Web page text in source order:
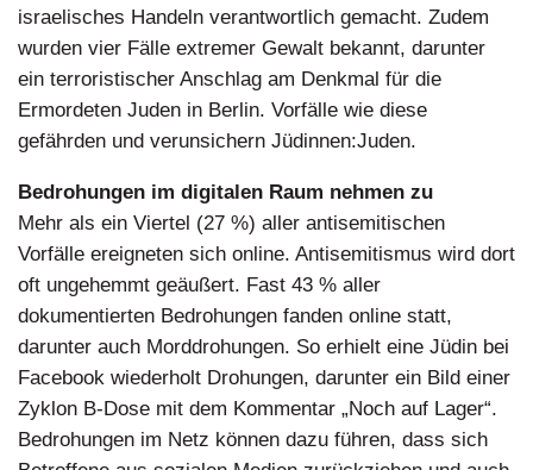
israelisches Handeln verantwortlich gemacht. Zudem
wurden vier Fälle extremer Gewalt bekannt, darunter
ein terroristischer Anschlag am Denkmal für die
Ermordeten Juden in Berlin. Vorfälle wie diese
gefährden und verunsichern Jüdinnen:Juden.
Bedrohungen im digitalen Raum nehmen zu
Mehr als ein Viertel (27 %) aller antisemitischen
Vorfälle ereigneten sich online. Antisemitismus wird dort
oft ungehemmt geäußert. Fast 43 % aller
dokumentierten Bedrohungen fanden online statt,
darunter auch Morddrohungen. So erhielt eine Jüdin bei
Facebook wiederholt Drohungen, darunter ein Bild einer
Zyklon B-Dose mit dem Kommentar „Noch auf Lager“.
Bedrohungen im Netz können dazu führen, dass sich